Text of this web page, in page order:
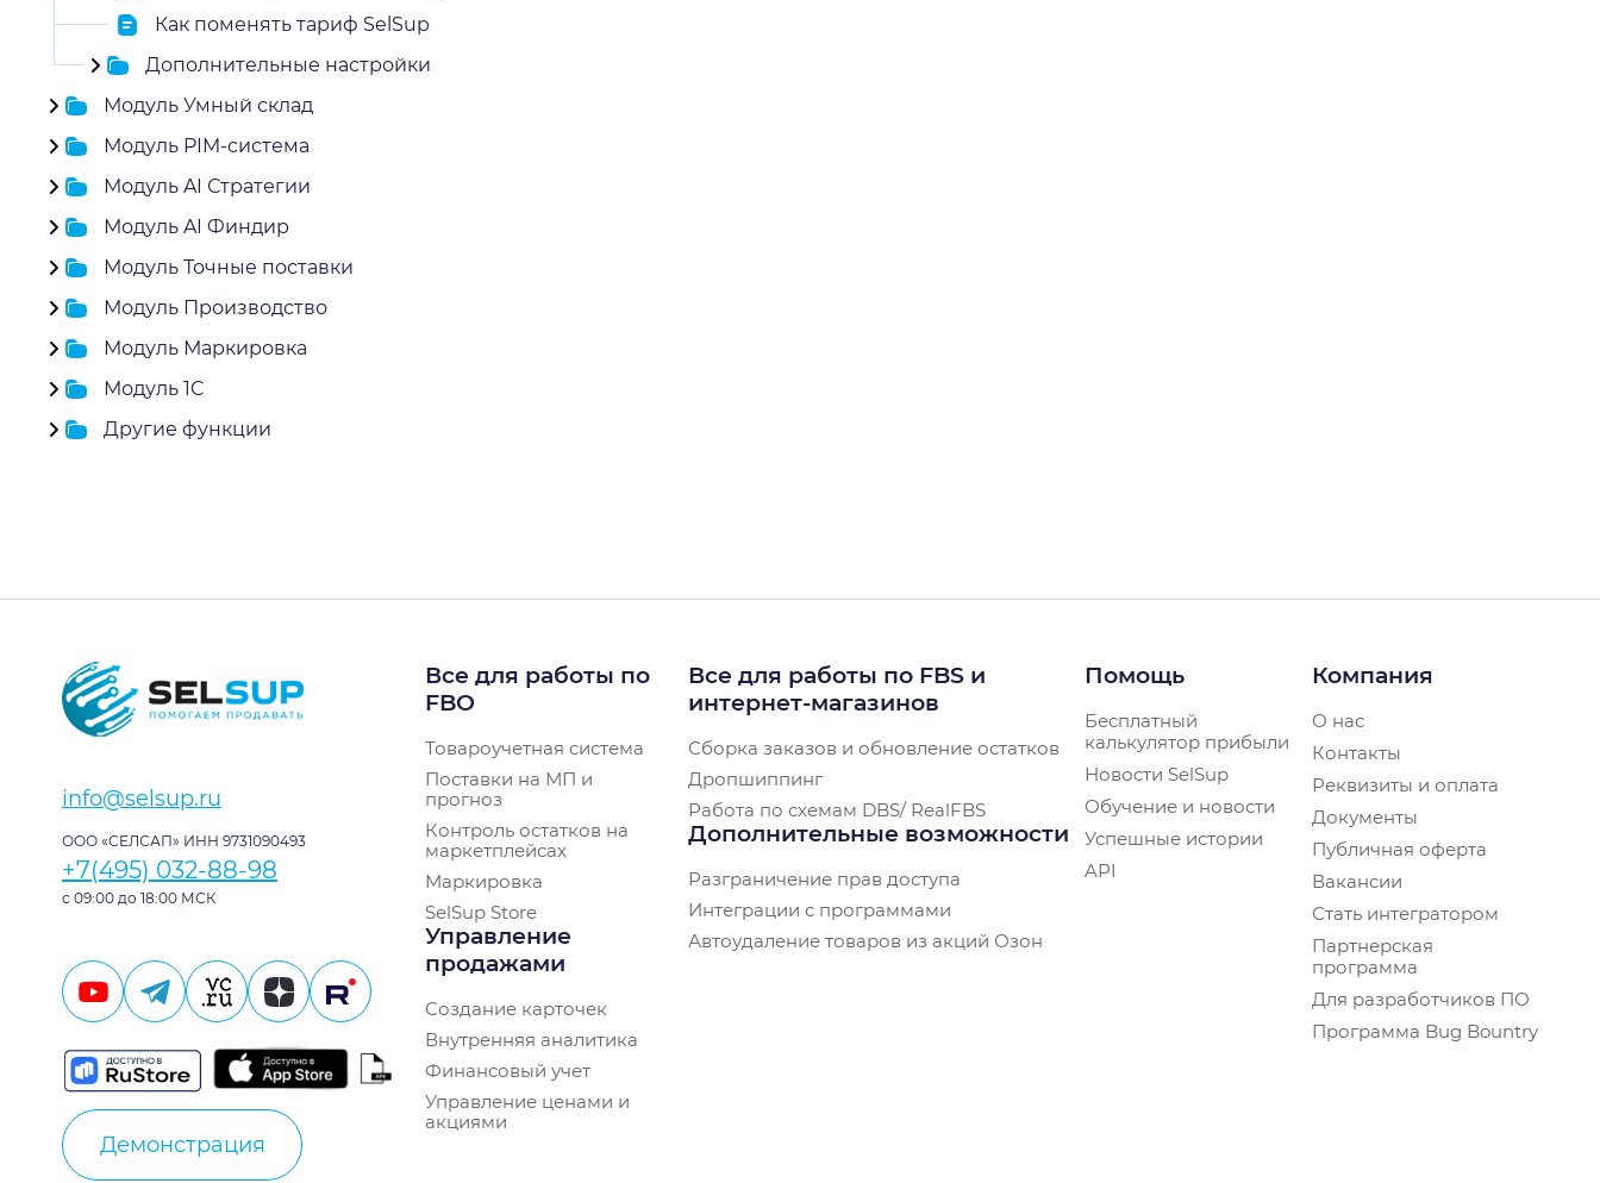
Как поменять тариф SelSup
Дополнительные настройки
Модуль Умный склад
Модуль PIM-система
Модуль AI Стратегии
Модуль AI Финдир
Модуль Точные поставки
Модуль Производство
Модуль Маркировка
Модуль 1C
Другие функции
info@selsup.ru
ООО «СЕЛСАП» ИНН 9731090493
+7(495) 032-88-98
с 09:00 до 18:00 МСК
Демонстрация
Все для работы по
FBO
Товароучетная система
Поставки на МП и
прогноз
Контроль остатков на
маркетплейсах
Маркировка
SelSup Store
Управление
продажами
Создание карточек
Внутренняя аналитика
Финансовый учет
Управление ценами и
акциями
Все для работы по FBS и
интернет-магазинов
Сборка заказов и обновление остатков
Дропшиппинг
Работа по схемам DBS/ RealFBS
Дополнительные возможности
Разграничение прав доступа
Интеграции с программами
Автоудаление товаров из акций Озон
Помощь
Бесплатный
калькулятор прибыли
Новости SelSup
Обучение и новости
Успешные истории
API
Компания
О нас
Контакты
Реквизиты и оплата
Документы
Публичная оферта
Вакансии
Стать интегратором
Партнерская
программа
Для разработчиков ПО
Программа Bug Bountry